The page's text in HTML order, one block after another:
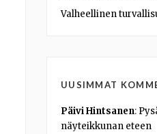
Valheellinen
UUSIMMAT
Päivi Hintsanen:
näyteikkunan eteen